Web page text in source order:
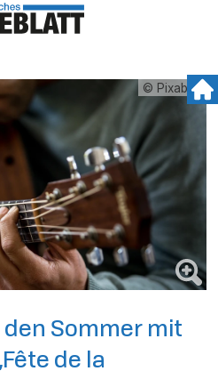
© Pixabay
Sommer mit
de la